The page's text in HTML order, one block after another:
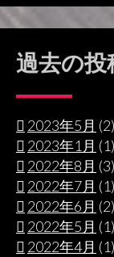
過去の投
2023年5月 (2)
2023年1月 (1)
2022年8月 (3)
2022年7月 (1)
2022年6月 (2)
2022年5月 (1)
2022年4月 (1)